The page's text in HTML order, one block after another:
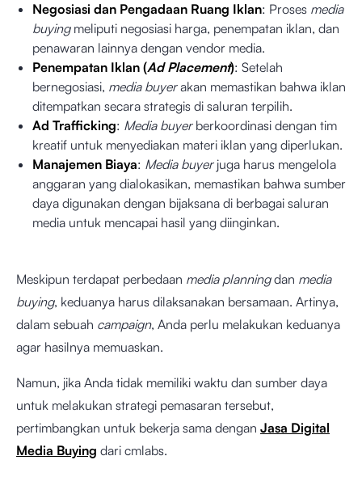
Negosiasi dan Pengadaan Ruang Iklan: Proses media
buying meliputi negosiasi harga, penempatan iklan, dan
penawaran lainnya dengan vendor media.
Penempatan Iklan (Ad Placement): Setelah
bernegosiasi, media buyerakan memastikan bahwa iklan
ditempatkan secara strategis di saluran terpilih.
Ad Trafficking: Media buyerberkoordinasi dengan tim
kreatif untuk menyediakan materi iklan yang diperlukan.
Manajemen Biaya: Media buyerjuga harus mengelola
anggaran yang dialokasikan, memastikan bahwa sumber
daya digunakan dengan bijaksana di berbagai saluran
media untuk mencapai hasil yang diinginkan.
Meskipun terdapat perbedaan media planningdan media
buying, keduanya harus dilaksanakan bersamaan. Artinya,
dalam sebuah campaign, Anda perlu melakukan keduanya
agar hasilnya memuaskan.
Namun, jika Anda tidak memiliki waktu dan sumber daya
untuk melakukan strategi pemasaran tersebut,
pertimbangkan untuk bekerja sama dengan Jasa Digital
Media Buying dari cmlabs.